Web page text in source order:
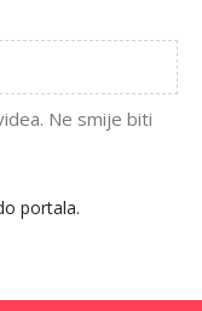
Ne smije biti
portala.